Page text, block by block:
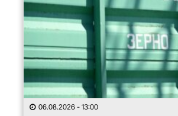
06.08.2026 - 13:00